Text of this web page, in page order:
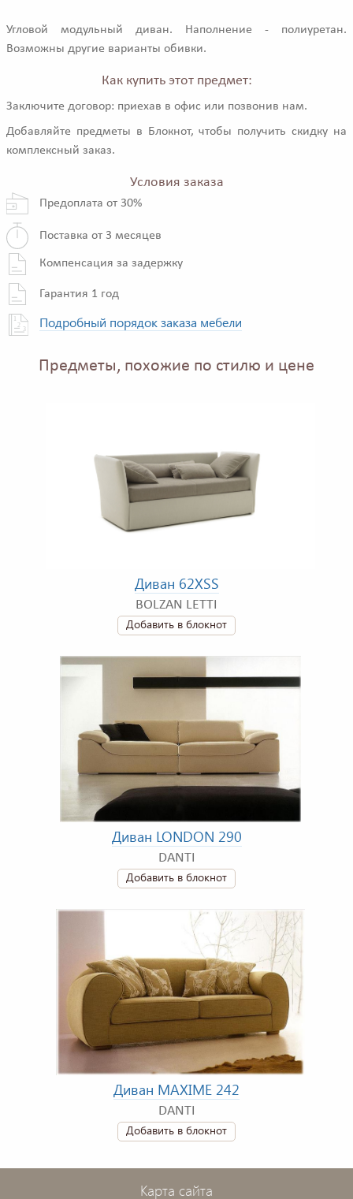
Угловой модульный диван. Наполнение - полиуретан.
Возможны другие варианты обивки.
Как купить этот предмет:
Заключите договор: приехав в офис или позвонив нам.
Добавляйте предметы в Блокнот, чтобы получить скидку на
комплексный заказ.
Условия заказа
Предоплата от 30%
Поставка от 3 месяцев
Компенсация за задержку
Гарантия 1 год
Подробный порядок заказа мебели
Предметы, похожие по стилю и цене
Диван 62XSS
BOLZAN LETTI
Добавить в блокнот
Диван LONDON 290
DANTI
Добавить в блокнот
Диван MAXIME 242
DANTI
Добавить в блокнот
Карта сайта